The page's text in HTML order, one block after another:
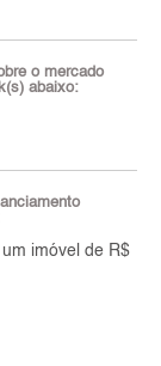
o mercado
abaixo:
imóvel de R$